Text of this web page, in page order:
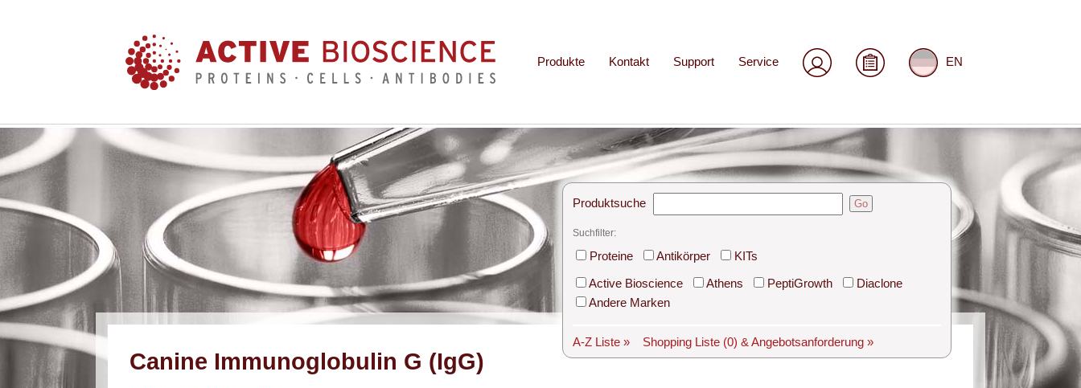
Produkte Kontakt Support Service EN
Canine Immunoglobulin G (IgG)
Produktsuche Go
Suchfilter:
Proteine Antikörper
KITs
Active Bioscience
Athens PeptiGrowth
Diaclone
Andere Marken
A-Z Liste » Shopping Liste (0) & Angebotsanforderung »